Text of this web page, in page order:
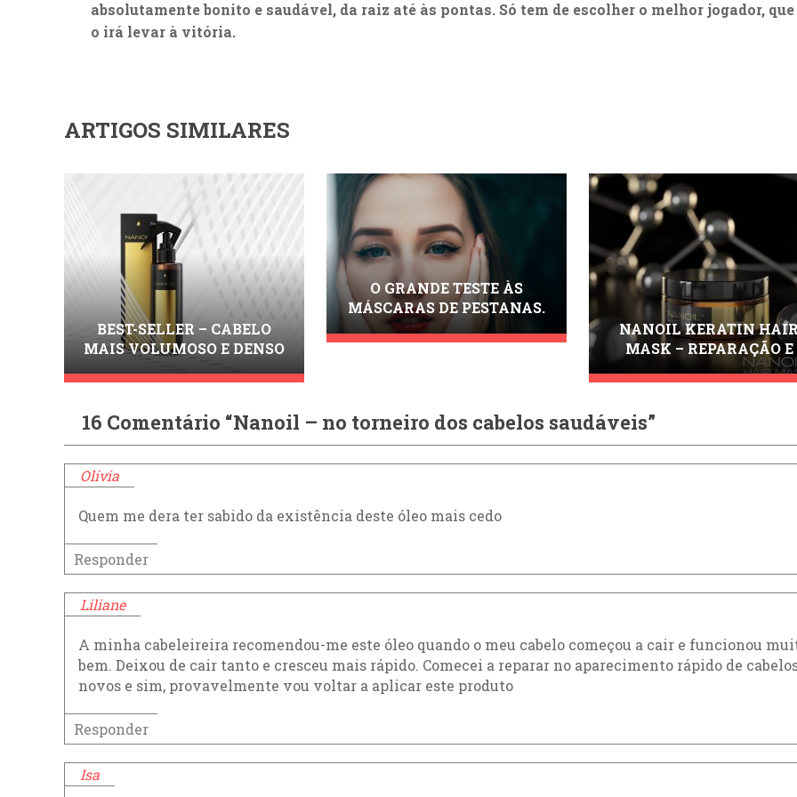
absolutamente bonito e saudável, da raiz até às pontas. Só tem de escolher o melhor jogador, que
o irá levar à vitória.
ARTIGOS SIMILARES
BEST-SELLER – CABELO
MAIS VOLUMOSO E DENSO
COM O NANOIL HAIR
VOLUME ENHANCER
O GRANDE TESTE ÀS
MÁSCARAS DE PESTANAS.
DESCUBRA QUE
MÁSCARAS DEVE INCLUIR
NANOIL KERATIN
MASK – REPARAÇÃO E
RENOVAÇÃO
16 Comentário “Nanoil – no torneiro dos cabelos saudáveis”
Olívia
Quem me dera ter sabido da existência deste óleo mais cedo
Responder
Liliane
A minha cabeleireira recomendou-me este óleo quando o meu cabelo começou a cair e funcionou
bem. Deixou de cair tanto e cresceu mais rápido. Comecei a reparar no aparecimento rápido de
novos e sim, provavelmente vou voltar a aplicar este produto
Responder
Isa